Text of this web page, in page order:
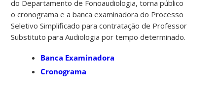
do Departamento de Fonoaudiologia, torna público
o cronograma e a banca examinadora do Processo
Seletivo Simplificado para contratação de Professor
Substituto para Audiologia por tempo determinado.
Banca Examinadora
Cronograma